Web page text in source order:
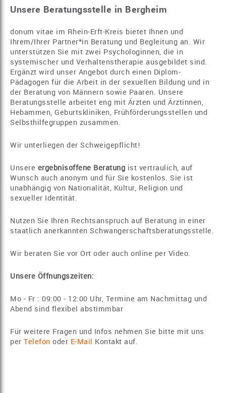
Unsere Beratungsstelle in Bergheim
donum vitae im Rhein-Erft-Kreis bietet Ihnen und
Ihrem/Ihrer Partner*in Beratung und Begleitung an. Wir
unterstützen Sie mit zwei Psychologinnen, die in
systemischer und Verhaltenstherapie ausgebildet sind.
Ergänzt wird unser Angebot durch einen Diplom-
Pädagogen für die Arbeit in der sexuellen Bildung und in
der Beratung von Männern sowie Paaren. Unsere
Beratungsstelle arbeitet eng mit Ärzten und Ärztinnen,
Hebammen, Geburtskliniken, Frühförderungsstellen und
Selbsthilfegruppen zusammen.
Wir unterliegen der Schweigepflicht!
Unsere ergebnisoffene Beratung ist vertraulich, auf
Wunsch auch anonym und für Sie kostenlos. Sie ist
unabhängig von Nationalität, Kultur, Religion und
sexueller Identität.
Nutzen Sie Ihren Rechtsanspruch auf Beratung in einer
staatlich anerkannten Schwangerschaftsberatungsstelle.
Wir beraten Sie vor Ort oder auch online per Video.
Unsere Öffnungszeiten:
Mo - Fr : 09:00 - 12:00 Uhr, Termine am Nachmittag und
Abend sind flexibel abstimmbar
Für weitere Fragen und Infos nehmen Sie bitte mit uns
per Telefon oder E-Mail Kontakt auf.